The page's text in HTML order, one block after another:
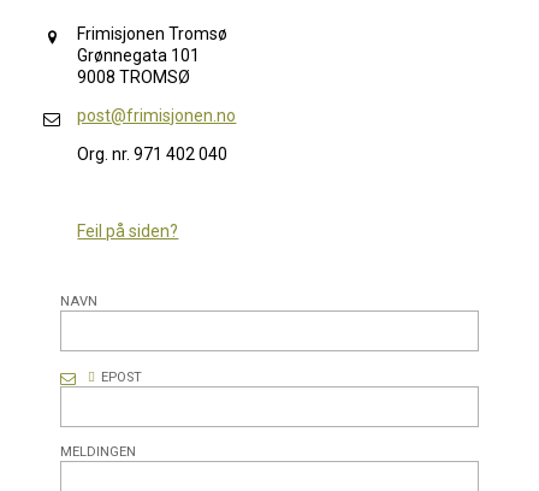
Frimisjonen Tromsø
Grønnegata 101
9008 TROMSØ
post@frimisjonen.no
Org. nr. 971 402 040
Feil på siden?
NAVN
EPOST
MELDINGEN